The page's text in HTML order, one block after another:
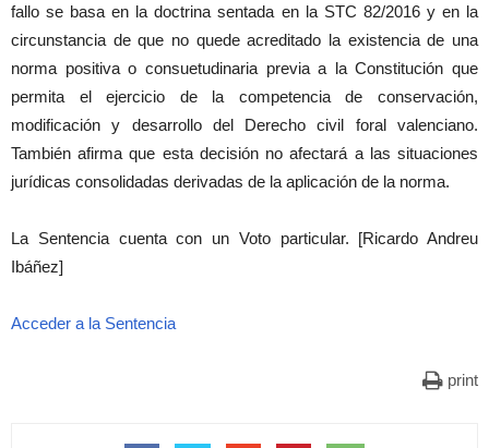
fallo se basa en la doctrina sentada en la STC 82/2016 y en la
circunstancia de que no quede acreditado la existencia de una
norma positiva o consuetudinaria previa a la Constitución que
permita el ejercicio de la competencia de conservación,
modificación y desarrollo del Derecho civil foral valenciano.
También afirma que esta decisión no afectará a las situaciones
jurídicas consolidadas derivadas de la aplicación de la norma.
La Sentencia cuenta con un Voto particular. [Ricardo Andreu
Ibáñez]
Acceder a la Sentencia
print